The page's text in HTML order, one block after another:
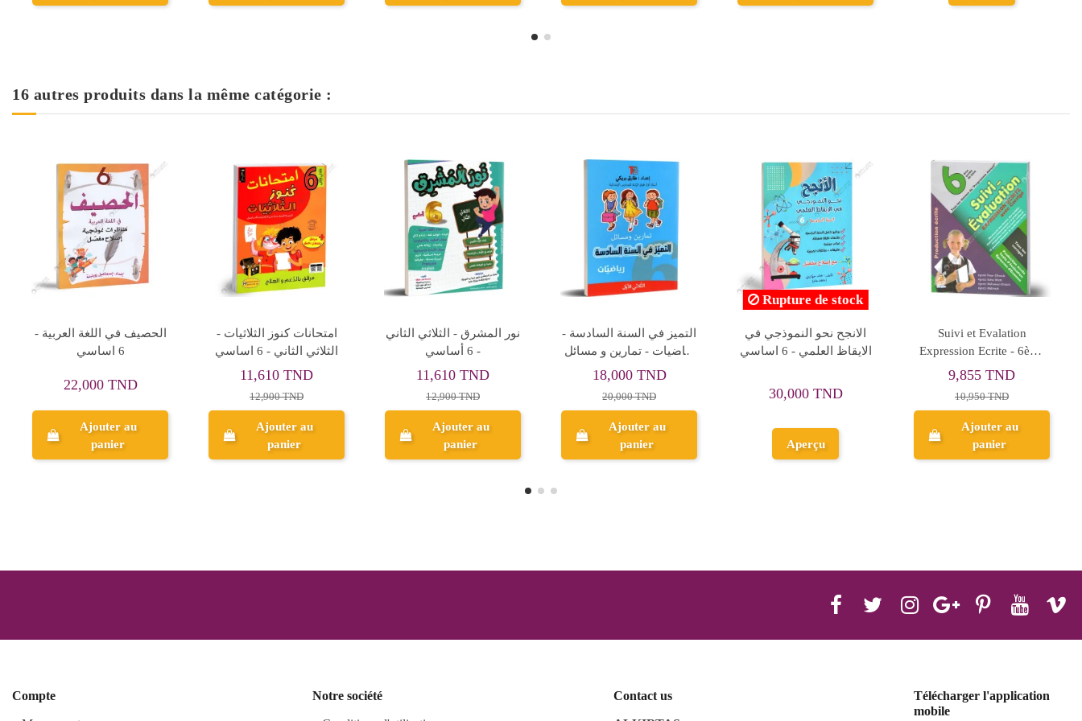
16 autres produits dans la même catégorie :
التميز في السنة السادسة -
تمارين و مسائل - الثلاثي
بريكي
20,000 TND
Aperçu
دروبي - بحوث في علم
الاحياء - 6 اساسي
5,850 TND
6,500 TND
Ajouter au
panier
Rupture de stock
المثابرة للنجاح بتفوق -
الثلاثي الثاني - 6 اساسي
7,155 TND
7,950 TND
Aperçu
Rupture de stock
6B* المرشد في الامتحانات
ج1
2,250 TND
2,500 TND
Aperçu
الطريق الى التميز مناظرة
الالتحاق بالمدارس
اساسي
13,900 TND
Ajouter au
panier
امتحانات مدارسنا - الثلاثي
الثاني - 6 اساسي
8,955 TND
9,950 TND
Ajouter au
panier
Compte Notre société Contact us
Télécharger l'application
mobile